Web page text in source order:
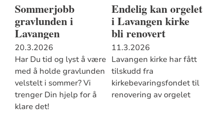
Sommerjobb
gravlunden i
Lavangen
20.3.2026
Har Du tid og lyst å være
med å holde gravlunden
velstelt i sommer? Vi
trenger Din hjelp for å
klare det!
Endelig kan orgelet
i Lavangen kirke
bli renovert
11.3.2026
Lavangen kirke har fått
tilskudd fra
kirkebevaringsfondet til
renovering av orgelet